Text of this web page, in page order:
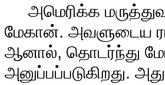
அமெரிக்க
மேகான். அவளுடைய
ஆனால், தொடர்ந்து
அனுப்பப்படுகிறது.